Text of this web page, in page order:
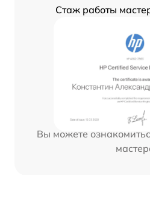
Стаж работы
Вы можете